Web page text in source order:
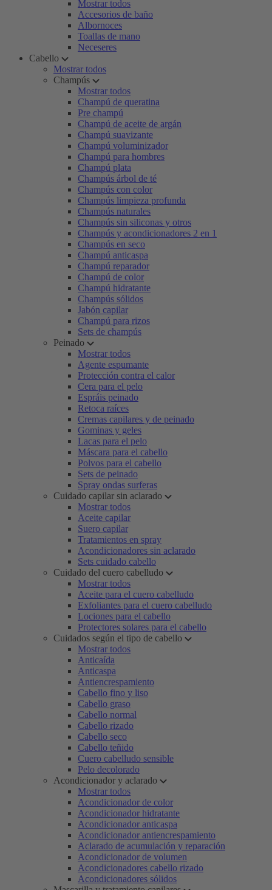
Mostrar todos
Accesorios de baño
Albornoces
Toallas de mano
Neceseres
Cabello
Mostrar todos
Champús
Mostrar todos
Champú de queratina
Pre champú
Champú de aceite de argán
Champú suavizante
Champú voluminizador
Champú para hombres
Champú plata
Champús árbol de té
Champús con color
Champús limpieza profunda
Champús naturales
Champús sin siliconas y otros
Champús y acondicionadores 2 en 1
Champús en seco
Champú anticaspa
Champú reparador
Champú de color
Champú hidratante
Champús sólidos
Jabón capilar
Champú para rizos
Sets de champús
Peinado
Mostrar todos
Agente espumante
Protección contra el calor
Cera para el pelo
Espráis peinado
Retoca raíces
Cremas capilares y de peinado
Gominas y geles
Lacas para el pelo
Máscara para el cabello
Polvos para el cabello
Sets de peinado
Spray ondas surferas
Cuidado capilar sin aclarado
Mostrar todos
Aceite capilar
Suero capilar
Tratamientos en spray
Acondicionadores sin aclarado
Sets cuidado cabello
Cuidado del cuero cabelludo
Mostrar todos
Aceite para el cuero cabelludo
Exfoliantes para el cuero cabelludo
Lociones para el cabello
Protectores solares para el cabello
Cuidados según el tipo de cabello
Mostrar todos
Anticaída
Anticaspa
Antiencrespamiento
Cabello fino y liso
Cabello graso
Cabello normal
Cabello rizado
Cabello seco
Cabello teñido
Cuero cabelludo sensible
Pelo decolorado
Acondicionador y aclarado
Mostrar todos
Acondicionador de color
Acondicionador hidratante
Acondicionador anticaspa
Acondicionador antiencrespamiento
Aclarado de acumulación y reparación
Acondicionador de volumen
Acondicionadores cabello rizado
Acondicionadores sólidos